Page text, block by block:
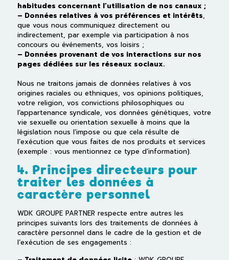
habitudes concernant l’utilisation de nos canaux ;
– Données relatives à vos préférences et intérêts,
que vous nous communiquez directement ou
indirectement, par exemple via participation à nos
concours ou événements, vos loisirs ;
– Données provenant de vos interactions sur nos
pages dédiées sur les réseaux sociaux.
Nous ne traitons jamais de données relatives à vos
origines raciales ou ethniques, vos opinions politiques,
votre religion, vos convictions philosophiques ou
l’appartenance syndicale, vos données génétiques, votre
vie sexuelle ou orientation sexuelle à moins que la
législation nous l’impose ou que cela résulte de
l’exécution que vous faites de nos produits et services
(exemple : vous mentionnez ce type d’information).
4. Principes directeurs pour
traiter les données à
caractère personnel
WDK GROUPE PARTNER respecte entre autres les
principes suivants lors des traitements de données à
caractère personnel dans le cadre de la gestion et de
l’exécution de ses engagements :